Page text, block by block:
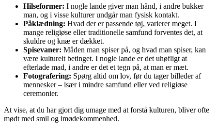
Hilseformer: I nogle lande giver man hånd, i andre bukker
man, og i visse kulturer undgår man fysisk kontakt.
Påklædning: Hvad der er passende tøj, varierer meget. I
mange religiøse eller traditionelle samfund forventes det, at
skuldre og knæ er dækket.
Spisevaner: Måden man spiser på, og hvad man spiser, kan
være kulturelt betinget. I nogle lande er det uhøfligt at
efterlade mad, i andre er det et tegn på, at man er mæt.
Fotografering: Spørg altid om lov, før du tager billeder af
mennesker – især i mindre samfund eller ved religiøse
ceremonier.
At vise, at du har gjort dig umage med at forstå kulturen, bliver ofte
mødt med smil og imødekommenhed.